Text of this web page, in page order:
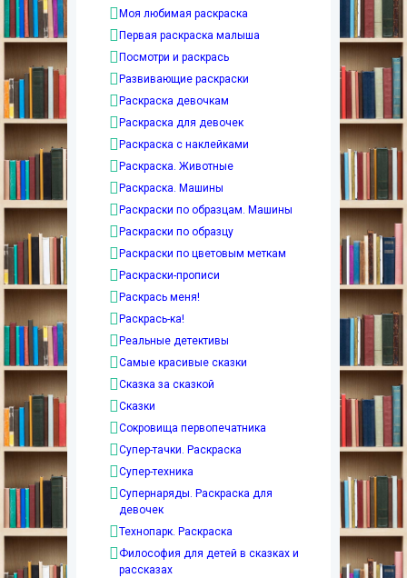
Моя любимая раскраска
Первая раскраска малыша
Посмотри и раскрась
Развивающие раскраски
Раскраска девочкам
Раскраска для девочек
Раскраска с наклейками
Раскраска. Животные
Раскраска. Машины
Раскраски по образцам. Машины
Раскраски по образцу
Раскраски по цветовым меткам
Раскраски-прописи
Раскрась меня!
Раскрась-ка!
Реальные детективы
Самые красивые сказки
Сказка за сказкой
Сказки
Сокровища первопечатника
Супер-тачки. Раскраска
Супер-техника
Супернаряды. Раскраска для
девочек
Технопарк. Раскраска
Философия для детей в сказках и
рассказах